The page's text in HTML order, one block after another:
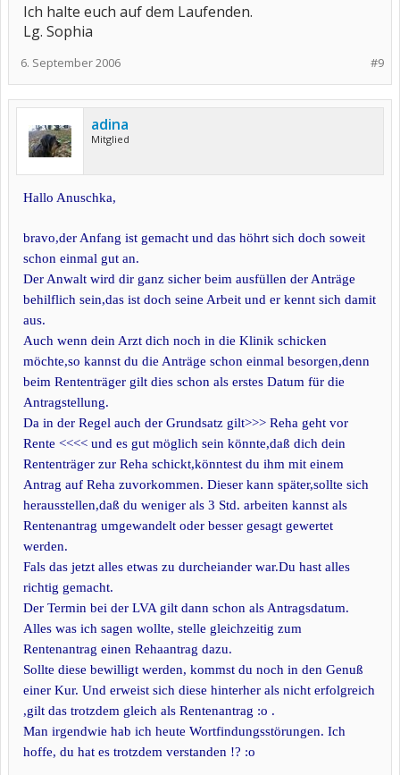
Ich halte euch auf dem Laufenden.
Lg. Sophia
#9
6. September 2006
adina
Mitglied
Hallo Anuschka,
bravo,der Anfang ist gemacht und das höhrt sich doch soweit
schon einmal gut an.
Der Anwalt wird dir ganz sicher beim ausfüllen der Anträge
behilflich sein,das ist doch seine Arbeit und er kennt sich damit
aus.
Auch wenn dein Arzt dich noch in die Klinik schicken
möchte,so kannst du die Anträge schon einmal besorgen,denn
beim Rententräger gilt dies schon als erstes Datum für die
Antragstellung.
Da in der Regel auch der Grundsatz gilt>>> Reha geht vor
Rente <<<< und es gut möglich sein könnte,daß dich dein
Rententräger zur Reha schickt,könntest du ihm mit einem
Antrag auf Reha zuvorkommen. Dieser kann später,sollte sich
herausstellen,daß du weniger als 3 Std. arbeiten kannst als
Rentenantrag umgewandelt oder besser gesagt gewertet
werden.
Fals das jetzt alles etwas zu durcheiander war.Du hast alles
richtig gemacht.
Der Termin bei der LVA gilt dann schon als Antragsdatum.
Alles was ich sagen wollte, stelle gleichzeitig zum
Rentenantrag einen Rehaantrag dazu.
Sollte diese bewilligt werden, kommst du noch in den Genuß
einer Kur. Und erweist sich diese hinterher als nicht erfolgreich
,gilt das trotzdem gleich als Rentenantrag :o .
Man irgendwie hab ich heute Wortfindungsstörungen. Ich
hoffe, du hat es trotzdem verstanden !? :o